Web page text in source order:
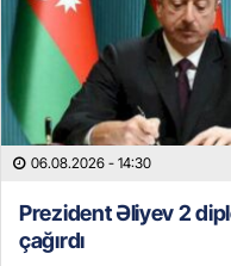
06.08.2026 - 14:30
Prezident Əliyev 2
çağırdı